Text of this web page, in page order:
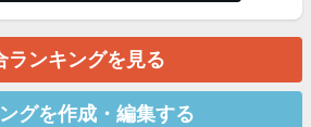
ランキングを見る
グを作成・編集する